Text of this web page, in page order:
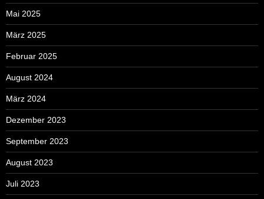
Mai 2025
März 2025
Februar 2025
August 2024
März 2024
Dezember 2023
September 2023
August 2023
Juli 2023